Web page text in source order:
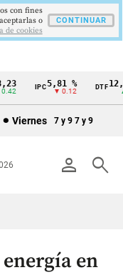
IPC5,81 %
▼ 0.12
DTF
▲
Viernes 7 y 9 7 y 9
person search
en
con fines
o
de cookies
CONTINUAR